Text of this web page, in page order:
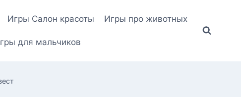
Игры Салон красоты Игры про животных
для мальчиков